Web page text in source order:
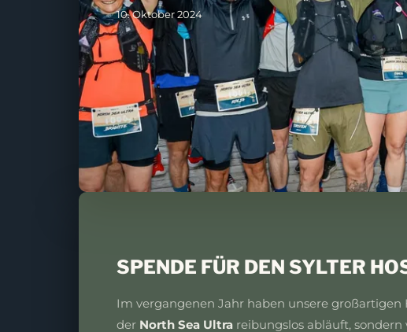
10. Oktober 2024
SPENDE FÜR DEN SYLTER
Im vergangenen Jahr haben unsere
der North Sea Ultra reibungslos abläuft,